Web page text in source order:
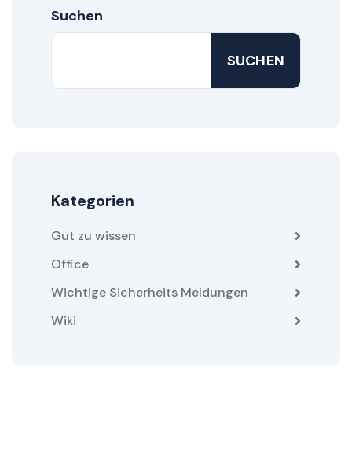
Suchen
SUCHEN
Kategorien
Gut zu wissen
Office
Wichtige Sicherheits Meldungen
Wiki